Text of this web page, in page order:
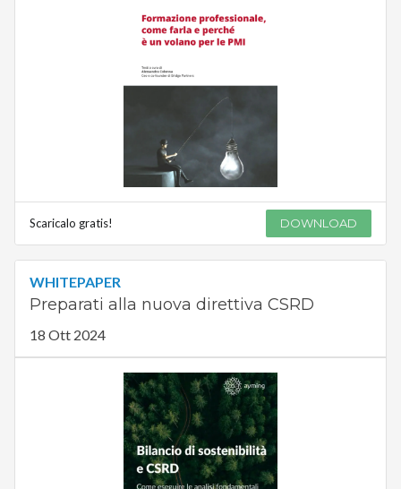
Scaricalo gratis! DOWNLOAD
WHITEPAPER
Preparati alla nuova direttiva CSRD
18 Ott 2024